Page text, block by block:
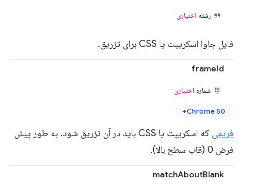
رشته اختیاری
فایل جاوا اسکریپت یا CSS برای تزریق.
frameId
شماره اختیاری
Chrome 50+
فریمی
که اسکریپت یا CSS باید در آن تزریق شود. به طور پیش
فرض 0 (قاب سطح بالا).
matchAboutBlank